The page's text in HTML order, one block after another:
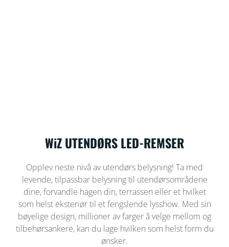
WiZ UTENDØRS LED-REMSER
Opplev neste nivå av utendørs belysning! Ta med
levende, tilpassbar belysning til utendørsområdene
dine, forvandle hagen din, terrassen eller et hvilket
som helst eksteriør til et fengslende lysshow. Med sin
bøyelige design, millioner av farger å velge mellom og
tilbehørsankere, kan du lage hvilken som helst form du
ønsker.